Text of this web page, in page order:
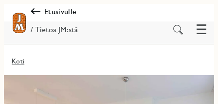
Etusivulle
/ Tietoa JM:stä
Etsi
Koti